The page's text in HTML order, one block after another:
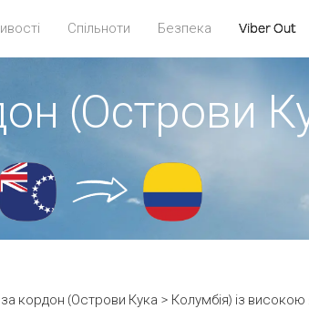
Спільноти Безпека Viber Out
(Острови
кордон (Острови Кука > Колумбія) із високою